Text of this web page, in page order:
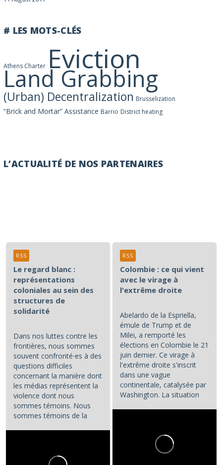
# LES MOTS-CLÉS
Athens Charter Eviction
Land Grabbing
(Urban) Decentralization Brusselization
“Brick and Mortar” Assistance Barrio District heating
L’ACTUALITÉ DE NOS PARTENAIRES
Le regard blanc :
représentations
coloniales au sein des
structures de
solidarité
Dans nos luttes contre les
frontières, nous sommes
souvent confronté⋅es à des
questions difficiles
concernant la manière dont
les médias représentent la
violence dont nous
sommes témoins. Nous
sommes témoins de la
RSS
Colombie : ce qui vient
avec le virage à
l'extrême droite
Abelardo de la Espriella,
émule de Trump et de
Milei, a remporté les
élections en Colombie le 21
juin dernier. Ce virage à
l'extrême droite s'inscrit
dans une vague
continentale, catalysée par
Washington. La situation
RSS